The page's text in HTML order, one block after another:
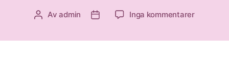
Inläggsförfattare
Avadmin InläggsdatumInga kommentarertill